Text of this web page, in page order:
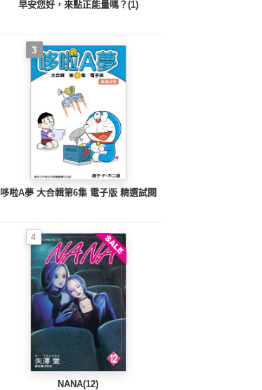
早安您好，來點正能量嗎？(1)
3
哆啦A夢 大合輯第6集 電子版 精選試閱
4
NANA(12)